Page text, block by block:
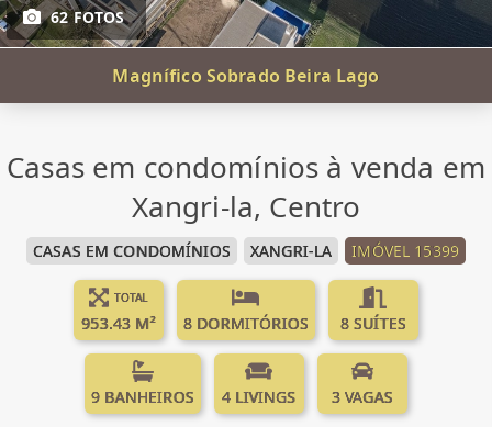
62 FOTOS
Magnífico Sobrado Beira Lago
Casas em condomínios à venda em
Xangri-la, Centro
CASAS EM CONDOMÍNIOS XANGRI-LA IMÓVEL 15399
TOTAL
953.43 M² 8 DORMITÓRIOS 8 SUÍTES
9 BANHEIROS 4 LIVINGS 3 VAGAS